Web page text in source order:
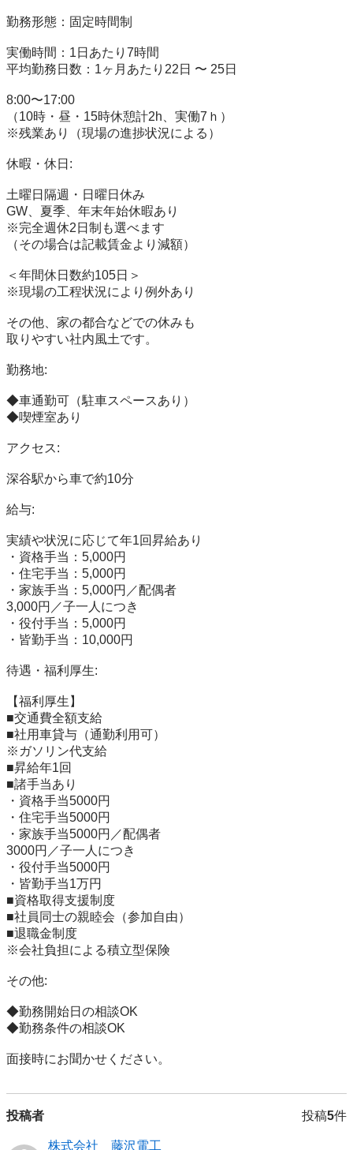
勤務形態：固定時間制
実働時間：1日あたり7時間
平均勤務日数：1ヶ月あたり22日 〜 25日
8:00〜17:00
（10時・昼・15時休憩計2h、実働7ｈ）
※残業あり（現場の進捗状況による）
休暇・休日:
土曜日隔週・日曜日休み
GW、夏季、年末年始休暇あり
※完全週休2日制も選べます
（その場合は記載賃金より減額）
＜年間休日数約105日＞
※現場の工程状況により例外あり
その他、家の都合などでの休みも
取りやすい社内風土です。
勤務地:
◆車通勤可（駐車スペースあり）
◆喫煙室あり
アクセス:
深谷駅から車で約10分
給与:
実績や状況に応じて年1回昇給あり
・資格手当：5,000円
・住宅手当：5,000円
・家族手当：5,000円／配偶者
3,000円／子一人につき
・役付手当：5,000円
・皆勤手当：10,000円
待遇・福利厚生:
【福利厚生】
■交通費全額支給
■社用車貸与（通勤利用可）
※ガソリン代支給
■昇給年1回
■諸手当あり
・資格手当5000円
・住宅手当5000円
・家族手当5000円／配偶者
3000円／子一人につき
・役付手当5000円
・皆勤手当1万円
■資格取得支援制度
■社員同士の親睦会（参加自由）
■退職金制度
※会社負担による積立型保険
その他:
◆勤務開始日の相談OK
◆勤務条件の相談OK
面接時にお聞かせください。
投稿者 投稿5件
株式会社 藤沢電工